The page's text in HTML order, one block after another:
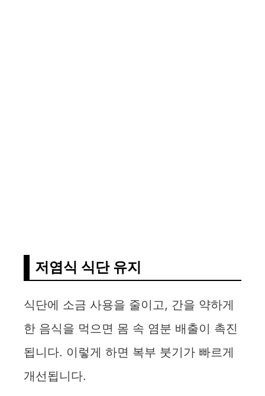
저염식 식단 유지
식단에 소금 사용을 줄이고, 간을 약하게
한 음식을 먹으면 몸 속 염분 배출이 촉진
됩니다. 이렇게 하면 복부 붓기가 빠르게
개선됩니다.